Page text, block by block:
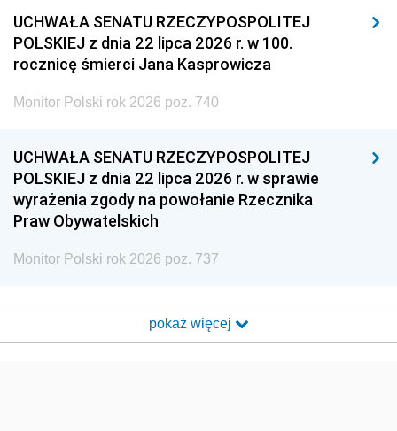
UCHWAŁA SENATU RZECZYPOSPOLITEJ
POLSKIEJ z dnia 22 lipca 2026 r. w 100.
rocznicę śmierci Jana Kasprowicza
Monitor Polski rok 2026 poz. 740
UCHWAŁA SENATU RZECZYPOSPOLITEJ
POLSKIEJ z dnia 22 lipca 2026 r. w sprawie
wyrażenia zgody na powołanie Rzecznika
Praw Obywatelskich
Monitor Polski rok 2026 poz. 737
pokaż więcej